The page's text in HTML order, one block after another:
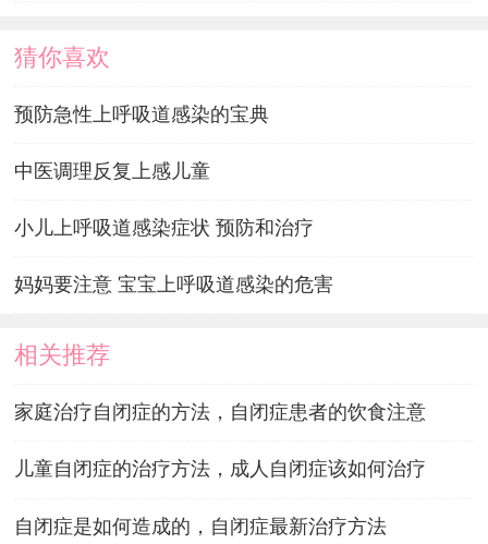
猜你喜欢
预防急性上呼吸道感染的宝典
中医调理反复上感儿童
小儿上呼吸道感染症状 预防和治疗
妈妈要注意 宝宝上呼吸道感染的危害
相关推荐
家庭治疗自闭症的方法，自闭症患者的饮食注意
儿童自闭症的治疗方法，成人自闭症该如何治疗
自闭症是如何造成的，自闭症最新治疗方法